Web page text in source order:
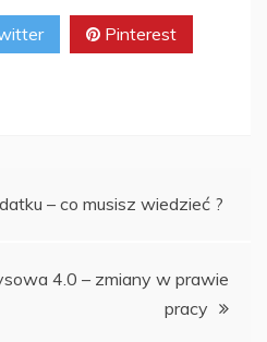
Pinterest
– co musisz wiedzieć ?
4.0 – zmiany w prawie
pracy